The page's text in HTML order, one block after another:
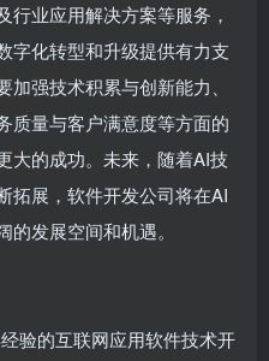
行业应用解决方案等服务，
字化转型和升级提供有力支
强技术积累与创新能力、
质量与客户满意度等方面的
大的成功。未来，随着AI技
拓展，软件开发公司将在AI
发展空间和机遇。
验的互联网应用软件技术开